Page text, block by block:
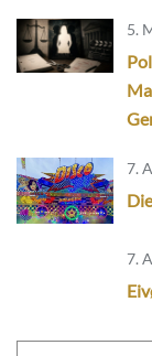
5.
7.
7.